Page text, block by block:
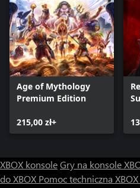
Age of Mythology
Premium Edition
215,00 zł+
XBOX konsoleGry na konsole
do XBOX Pomoc techniczna XBOX